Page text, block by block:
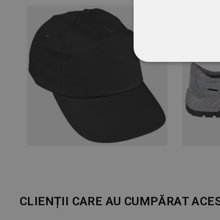
CLIENȚII CARE AU CUMPĂRAT
STRICT NECESARE
NECLASIFICATE